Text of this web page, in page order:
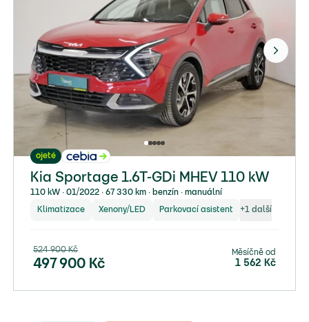
ojeté
Kia Sportage 1.6T-GDi MHEV 110 kW
110 kW ∙ 01/2022 ∙ 67 330 km ∙ benzín ∙ manuální
Klimatizace Xenony/LED Parkovací asistent +1 další
524 900Kč
497 900 Kč
Měsíčně od
1 562 Kč